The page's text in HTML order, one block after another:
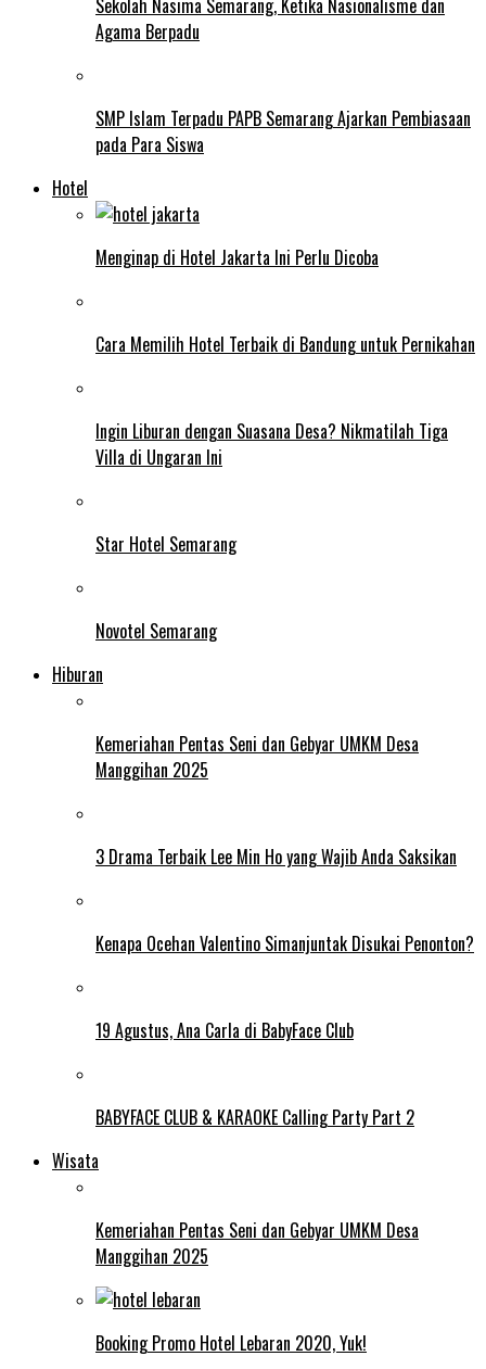
Sekolah Nasima Semarang, Ketika Nasionalisme dan
Agama Berpadu
SMP Islam Terpadu PAPB Semarang Ajarkan Pembiasaan
pada Para Siswa
Hotel
Menginap di Hotel Jakarta Ini Perlu Dicoba
Cara Memilih Hotel Terbaik di Bandung untuk Pernikahan
Ingin Liburan dengan Suasana Desa? Nikmatilah Tiga
Villa di Ungaran Ini
Star Hotel Semarang
Novotel Semarang
Hiburan
Kemeriahan Pentas Seni dan Gebyar UMKM Desa
Manggihan 2025
3 Drama Terbaik Lee Min Ho yang Wajib Anda Saksikan
Kenapa Ocehan Valentino Simanjuntak Disukai Penonton?
19 Agustus, Ana Carla di BabyFace Club
BABYFACE CLUB & KARAOKE Calling Party Part 2
Wisata
Kemeriahan Pentas Seni dan Gebyar UMKM Desa
Manggihan 2025
Booking Promo Hotel Lebaran 2020, Yuk!